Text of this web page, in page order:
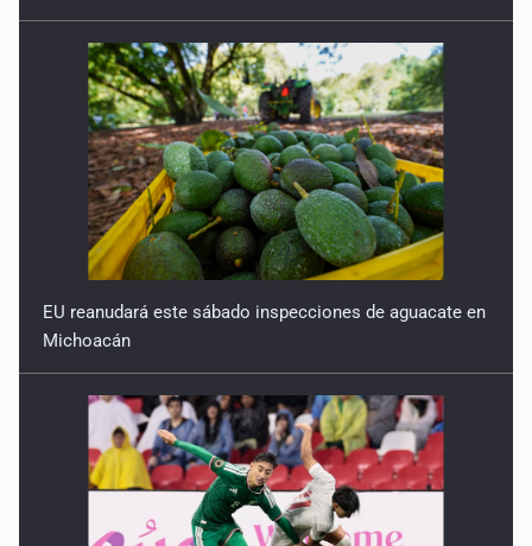
EU reanudará este sábado inspecciones de aguacate en
Michoacán